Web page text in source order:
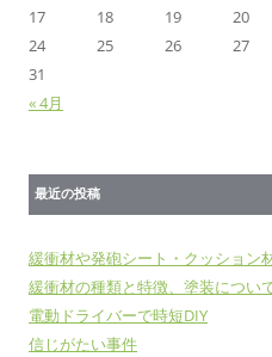
17
18 19 20
24
25 26 27
31
« 4月
最近の投稿
緩衝材や発砲シート・クッション
緩衝材の種類と特徴、塗装につい
電動ドライバーで時短DIY
信じがたい事件